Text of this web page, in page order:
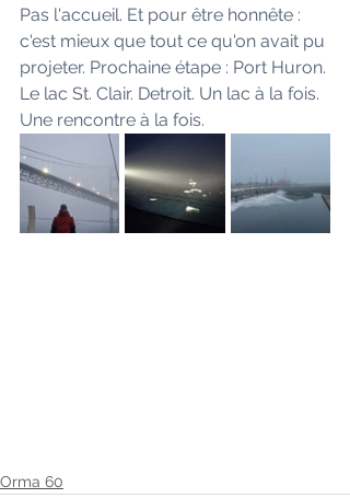
Pas l'accueil. Et pour être honnête :
c'est mieux que tout ce qu'on avait pu
projeter. Prochaine étape : Port Huron.
Le lac St. Clair. Detroit. Un lac à la fois.
Une rencontre à la fois.
Orma 60